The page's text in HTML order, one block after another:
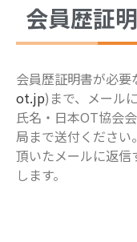
会員歴証
会員歴証明書が必要
ot.jp)まで、メール
氏名・日本OT協会
局まで送付ください。
頂いたメールに返信
します。